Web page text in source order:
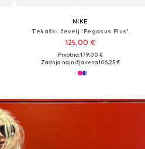
NIKE
Tekaški čevelj 'Pegasus Plus'
125,00 €
Prvotno: 179,00 €
Zadnja najnižja cena106,25 €